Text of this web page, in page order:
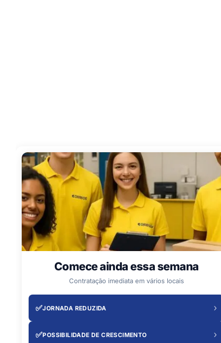
Comece ainda essa semana
Contratação imediata em vários locais
✅JORNADA REDUZIDA ›
✅POSSIBILIDADE DE CRESCIMENTO ›